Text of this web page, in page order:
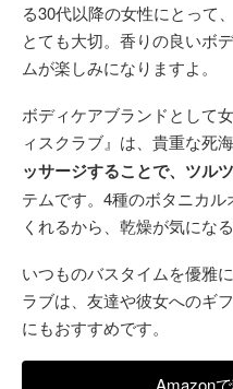
る30代以降の女性にとって
とても大切。香りの良いボ
ムが楽しみになりますよ。
ボディケアブランドとして
ィスクラブ』は、貴重な死
ッサージすることで、ツル
テムです。4種のボタニカ
くれるから、乾燥が気にな
いつものバスタイムを優雅
ラブは、友達や彼女へのギ
にもおすすめです。